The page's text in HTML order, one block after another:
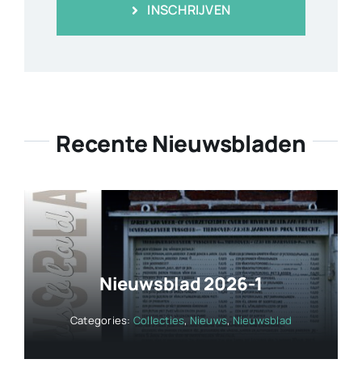
INSCHRIJVEN
Recente Nieuwsbladen
Nieuwsblad 2026-1
Categories: Collecties, Nieuws, Nieuwsblad